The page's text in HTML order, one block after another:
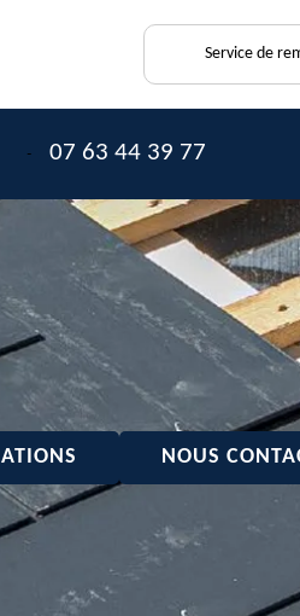
Service de
- 07 63 44 39 77
NOUS